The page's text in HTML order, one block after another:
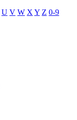
U V W X Y Z 0-9